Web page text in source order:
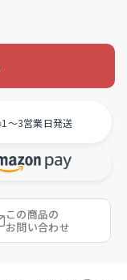
1〜3営業日発送
この商品の
お問い合わせ